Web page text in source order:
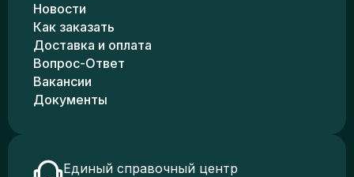
Новости
Как заказать
Доставка и оплата
Вопрос-Ответ
Вакансии
Документы
Единый справочный центр